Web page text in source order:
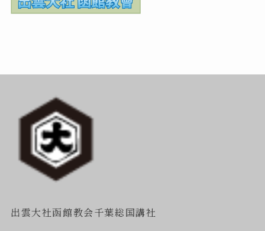
出雲大社函館教会千葉総国講社